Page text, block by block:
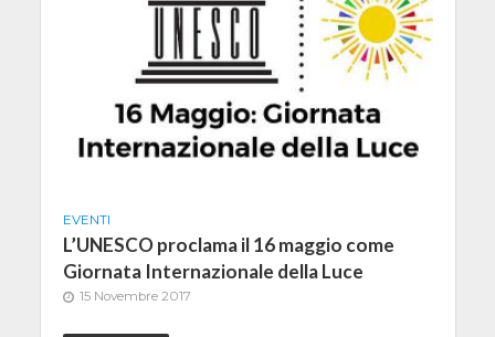
EVENTI
L’UNESCO proclama il 16 maggio come
Giornata Internazionale della Luce
15 Novembre 2017